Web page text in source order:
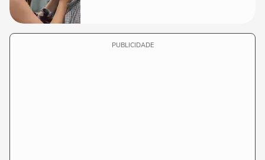
PUBLICIDADE